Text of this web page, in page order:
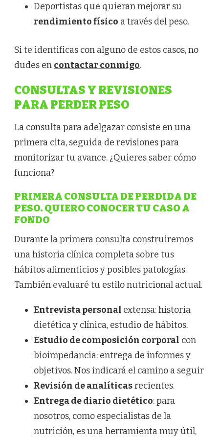
Deportistas que quieran mejorar su
rendimiento físico a través del peso.
Si te identificas con alguno de estos casos, no
dudes en contactar conmigo.
CONSULTAS Y REVISIONES
PARA PERDER PESO
La consulta para adelgazar consiste en una
primera cita, seguida de revisiones para
monitorizar tu avance. ¿Quieres saber cómo
funciona?
PRIMERA CONSULTA DE PERDIDA DE
PESO. QUIERO CONOCER TU CASO A
FONDO
Durante la primera consulta construiremos
una historia clínica completa sobre tus
hábitos alimenticios y posibles patologías.
También evaluaré tu estilo nutricional actual.
Entrevista personal extensa: historia
dietética y clínica, estudio de hábitos.
Estudio de composición corporal con
bioimpedancia: entrega de informes y
objetivos. Nos indicará el camino a seguir
Revisión de analíticasrecientes.
Entrega de diario dietético: para
nosotros, como especialistas de la
nutrición, es una herramienta muy útil,